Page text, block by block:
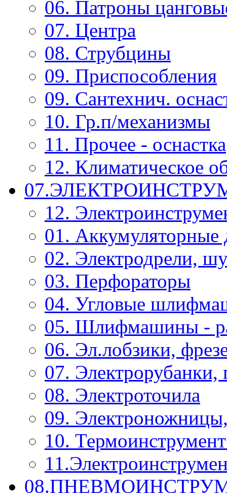
06. Патроны
07. Центра
08. Струбцины
09. Приспособления
09. Сантехнич.
10. Гр.п/механизмы
11. Прочее - оснастка
12. Климатическое
12.
01. Аккумуляторные
02. Электродрели,
03. Перфораторы
04. Угловые
05. Шлифмашины -
06. Эл.лобзики,
07. Электрорубанки,
08. Электроточила
09.
10.